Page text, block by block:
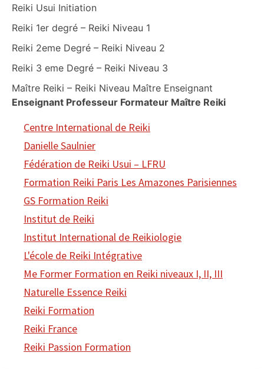
Reiki Usui Initiation
Reiki 1er degré – Reiki Niveau 1
Reiki 2eme Degré – Reiki Niveau 2
Reiki 3 eme Degré – Reiki Niveau 3
Maître Reiki – Reiki Niveau Maître Enseignant
Enseignant Professeur Formateur Maître Reiki
Centre International de Reiki
Danielle Saulnier
Fédération de Reiki Usui – LFRU
Formation Reiki Paris Les Amazones Parisiennes
GS Formation Reiki
Institut de Reiki
Institut International de Reikiologie
L'école de Reiki Intégrative
Me Former Formation en Reiki niveaux I, II, III
Naturelle Essence Reiki
Reiki Formation
Reiki France
Reiki Passion Formation